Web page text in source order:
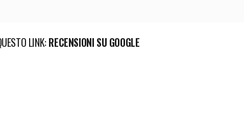
LINK:RECENSIONI SU GOOGLE